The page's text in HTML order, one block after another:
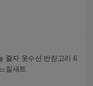
줄자 옷수선 반짇고리 6
질세트